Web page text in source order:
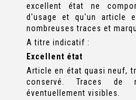
excellent état ne
d'usage et qu'un article
nombreuses traces et
A titre indicatif :
Excellent état
Article en état quasi neuf,
conservé. Traces de
éventuellement visibles.